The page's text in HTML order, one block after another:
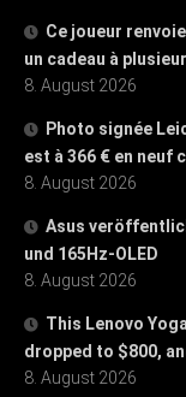
Ce joueur
un cadeau à
8. August 2026
Photo signée
est à 366 € en neuf
8. August 2026
Asus
und 165Hz-OLED
8. August 2026
This Lenovo
dropped to $800,
8. August 2026